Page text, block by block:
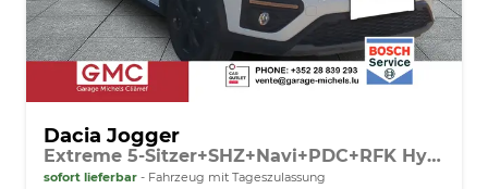
Dacia Jogger
Extreme 5-Sitzer+SHZ+Navi+PDC+RFK Hybrid 140
sofort lieferbar Fahrzeug mit Tageszulassung